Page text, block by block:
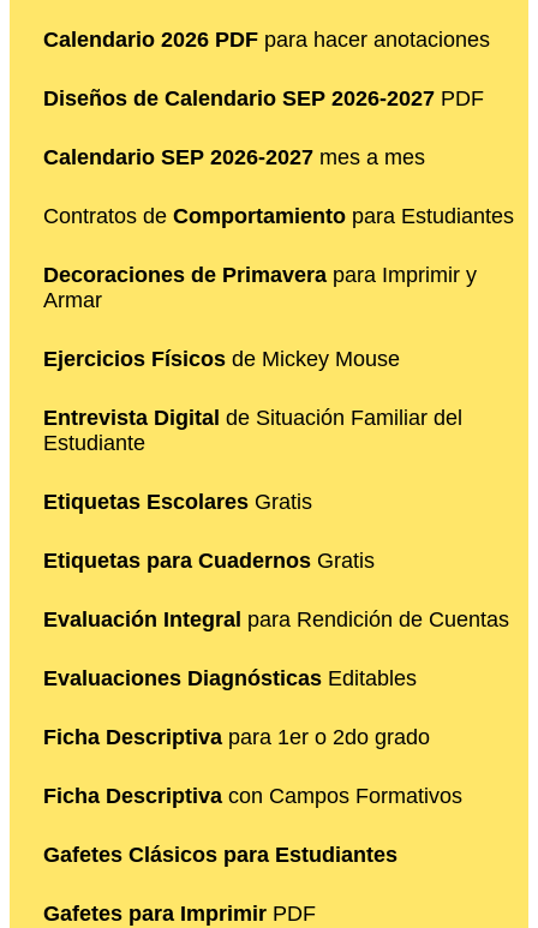
Calendario 2026 PDF para hacer anotaciones
Diseños de Calendario SEP 2026-2027 PDF
Calendario SEP 2026-2027 mes a mes
Contratos de Comportamiento para Estudiantes
Decoraciones de Primavera para Imprimir y
Armar
Ejercicios Físicos de Mickey Mouse
Entrevista Digital de Situación Familiar del
Estudiante
Etiquetas Escolares Gratis
Etiquetas para Cuadernos Gratis
Evaluación Integral para Rendición de Cuentas
Evaluaciones Diagnósticas Editables
Ficha Descriptiva para 1er o 2do grado
Ficha Descriptiva con Campos Formativos
Gafetes Clásicos para Estudiantes
Gafetes para Imprimir PDF